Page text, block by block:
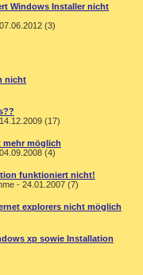
Windows Installer nicht
(3)
nicht
(17)
möglich
(4)
funktioniert nicht!
- 24.01.2007 (7)
explorers nicht möglich
xp sowie Installation